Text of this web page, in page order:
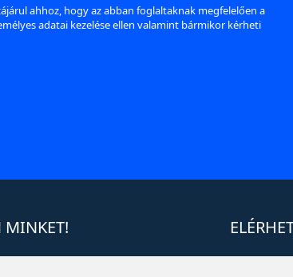
ahhoz, hogy az abban foglaltaknak megfelelően a
adatai kezelése ellen valamint bármikor kérheti
MINKET!